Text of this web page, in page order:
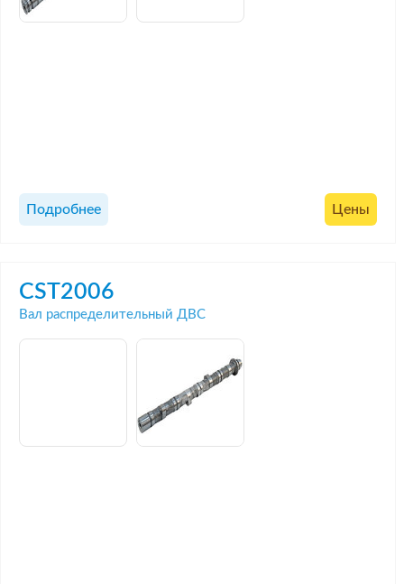
Подробнее Цены
CST2006
Вал распределительный ДВС